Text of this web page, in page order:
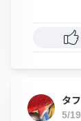
タフ
5/19